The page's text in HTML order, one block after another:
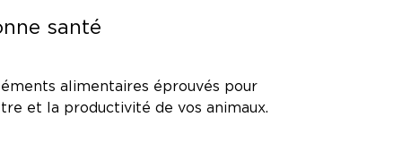
santé
alimentaires éprouvés pour
et la productivité de vos animaux.